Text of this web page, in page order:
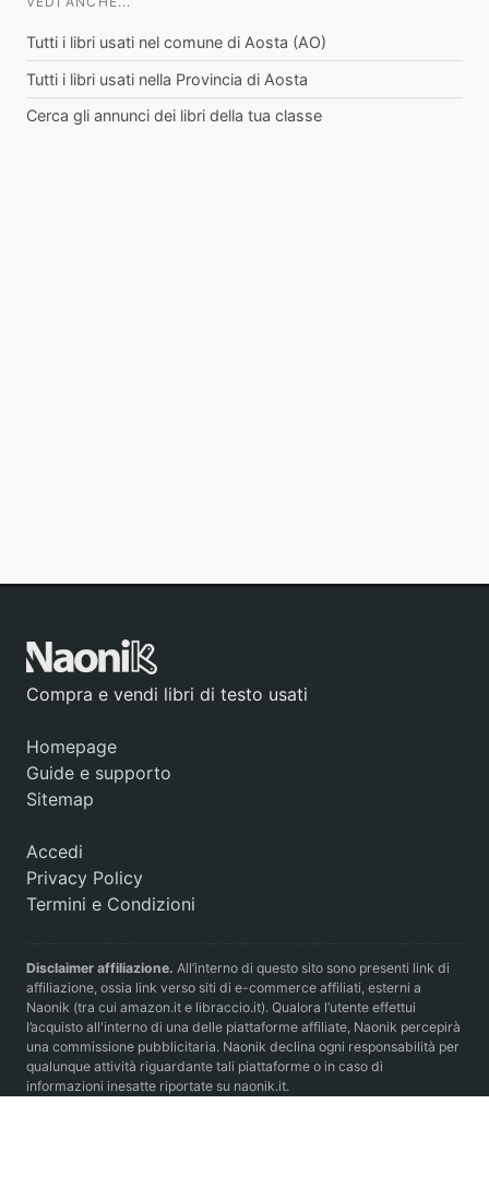
Tutti i libri usati nel comune di Aosta (AO)
Tutti i libri usati nella Provincia di Aosta
Cerca gli annunci dei libri della tua classe
Compra e vendi libri di testo usati
Homepage
Guide e supporto
Sitemap
Accedi
Privacy Policy
Termini e Condizioni